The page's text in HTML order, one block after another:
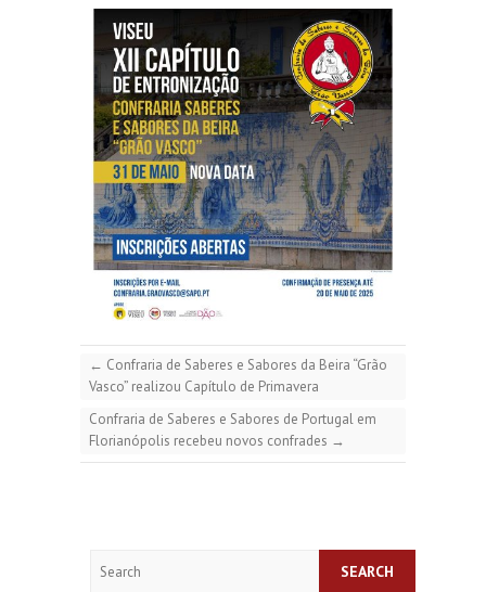
← Confraria de Saberes e Sabores da Beira “Grão
Vasco” realizou Capítulo de Primavera
Confraria de Saberes e Sabores de Portugal em
Florianópolis recebeu novos confrades →